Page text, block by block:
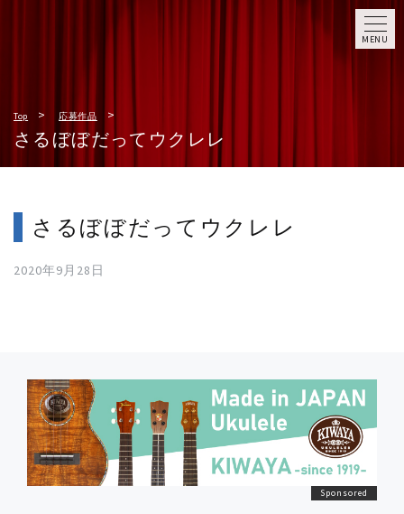
MENU
Top 応募作品
さるぼぼだってウクレレ
さるぼぼだってウクレレ
2020年9月28日